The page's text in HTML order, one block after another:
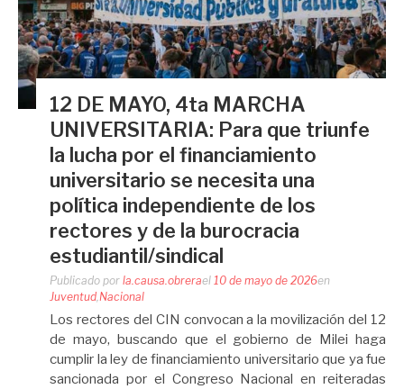
12 DE MAYO, 4ta MARCHA
UNIVERSITARIA: Para que triunfe
la lucha por el financiamiento
universitario se necesita una
política independiente de los
rectores y de la burocracia
estudiantil/sindical
Publicado por la.causa.obrerael 10 de mayo de 2026en
Juventud Nacional
Los rectores del CIN convocan a la movilización del 12
de mayo, buscando que el gobierno de Milei haga
cumplir la ley de financiamiento universitario que ya fue
sancionada por el Congreso Nacional en reiteradas